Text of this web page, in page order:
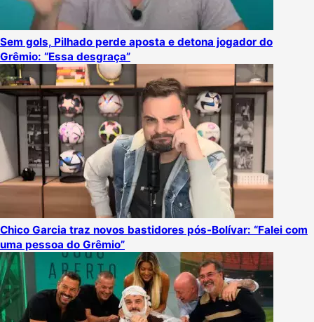
Sem gols, Pilhado perde aposta e detona jogador do
Grêmio: “Essa desgraça”
Chico Garcia traz novos bastidores pós-Bolívar: “Falei com
uma pessoa do Grêmio”